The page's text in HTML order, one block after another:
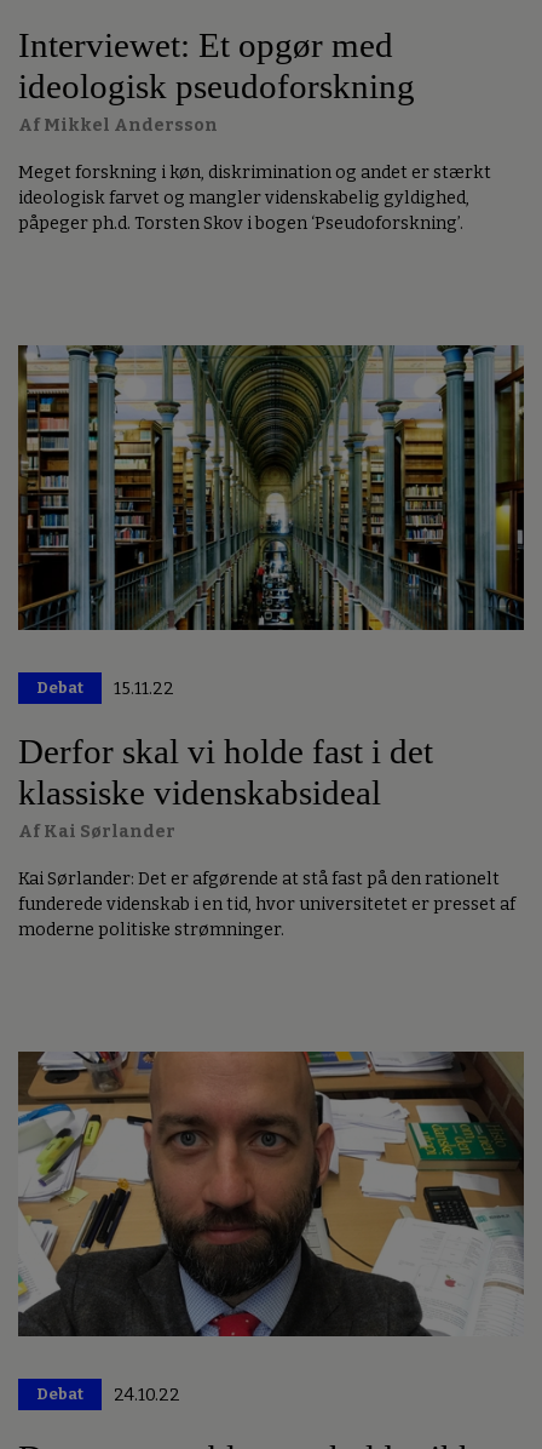
Interviewet: Et opgør med
ideologisk pseudoforskning
Af Mikkel Andersson
Meget forskning i køn, diskrimination og andet er stærkt
ideologisk farvet og mangler videnskabelig gyldighed,
påpeger ph.d. Torsten Skov i bogen ‘Pseudoforskning’.
Debat 15.11.22
Derfor skal vi holde fast i det
klassiske videnskabsideal
Af Kai Sørlander
Kai Sørlander: Det er afgørende at stå fast på den rationelt
funderede videnskab i en tid, hvor universitetet er presset af
moderne politiske strømninger.
Debat 24.10.22